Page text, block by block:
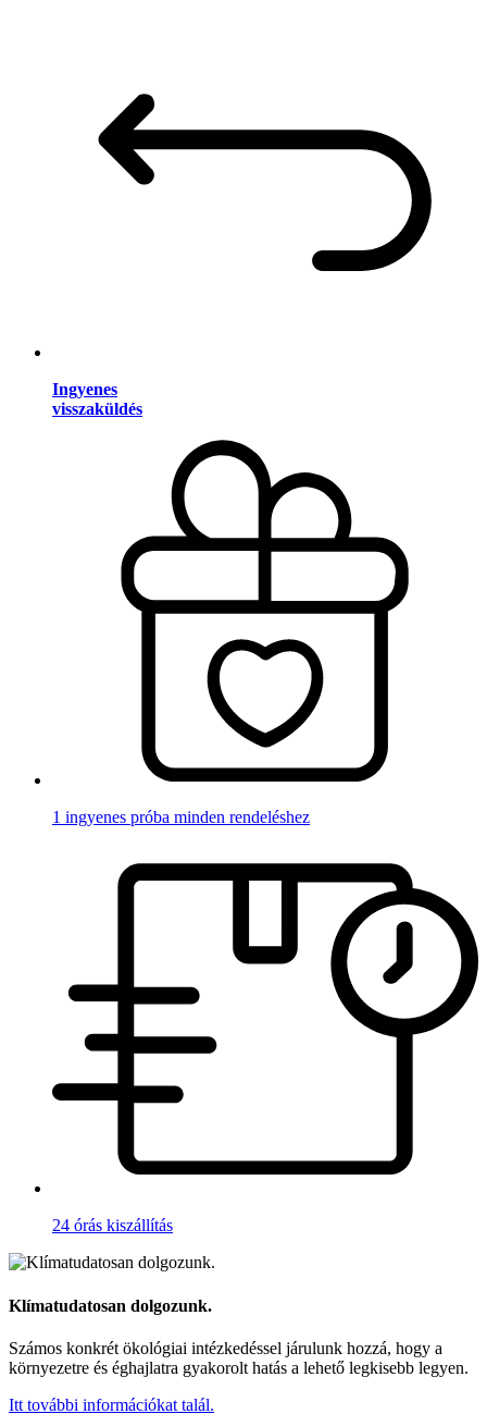
Ingyenes
visszaküldés
1 ingyenes próba minden rendeléshez
24 órás kiszállítás
Klímatudatosan dolgozunk.
Számos konkrét ökológiai intézkedéssel járulunk hozzá, hogy a
környezetre és éghajlatra gyakorolt hatás a lehető legkisebb legyen.
Itt további információkat talál.